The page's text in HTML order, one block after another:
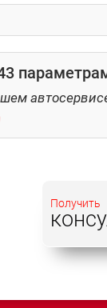
Получить